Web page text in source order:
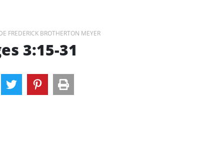
FREDERICK BROTHERTON MEYER
3:15-31